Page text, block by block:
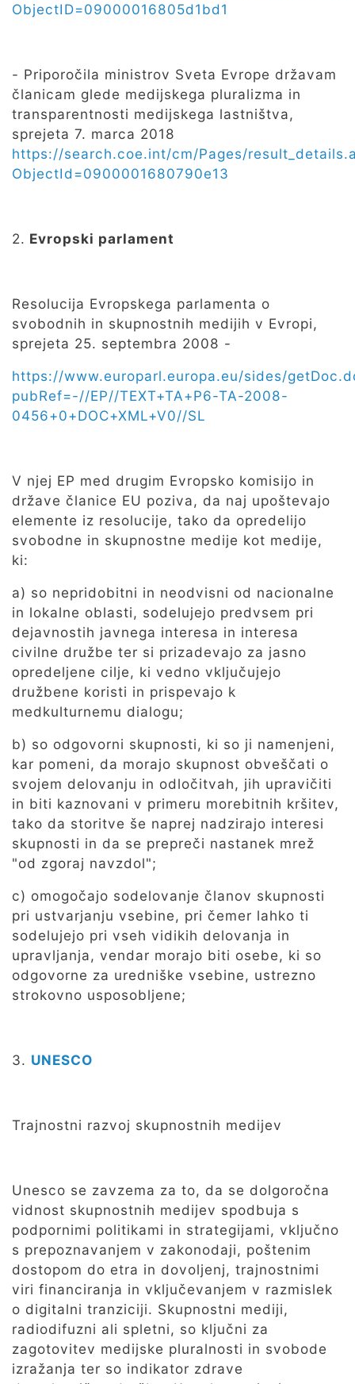
ObjectID=09000016805d1bd1
- Priporočila ministrov Sveta Evrope državam
članicam glede medijskega pluralizma in
transparentnosti medijskega lastništva,
sprejeta 7. marca 2018
https://search.coe.int/cm/Pages/
ObjectId=0900001680790e13
2. Evropski parlament
Resolucija Evropskega parlamenta o
svobodnih in skupnostnih medijih v Evropi,
sprejeta 25. septembra 2008 -
https://www.europarl.europa.eu/sides/
pubRef=-//EP//TEXT+TA+P6-TA-2008-
0456+0+DOC+XML+V0//SL
V njej EP med drugim Evropsko komisijo in
države članice EU poziva, da naj upoštevajo
elemente iz resolucije, tako da opredelijo
svobodne in skupnostne medije kot medije,
ki:
a) so nepridobitni in neodvisni od nacionalne
in lokalne oblasti, sodelujejo predvsem pri
dejavnostih javnega interesa in interesa
civilne družbe ter si prizadevajo za jasno
opredeljene cilje, ki vedno vključujejo
družbene koristi in prispevajo k
medkulturnemu dialogu;
b) so odgovorni skupnosti, ki so ji namenjeni,
kar pomeni, da morajo skupnost obveščati o
svojem delovanju in odločitvah, jih upravičiti
in biti kaznovani v primeru morebitnih kršitev,
tako da storitve še naprej nadzirajo interesi
skupnosti in da se prepreči nastanek mrež
"od zgoraj navzdol";
c) omogočajo sodelovanje članov skupnosti
pri ustvarjanju vsebine, pri čemer lahko ti
sodelujejo pri vseh vidikih delovanja in
upravljanja, vendar morajo biti osebe, ki so
odgovorne za uredniške vsebine, ustrezno
strokovno usposobljene;
3. UNESCO
Trajnostni razvoj skupnostnih medijev
Unesco se zavzema za to, da se dolgoročna
vidnost skupnostnih medijev spodbuja s
podpornimi politikami in strategijami, vključno
s prepoznavanjem v zakonodaji, poštenim
dostopom do etra in dovoljenj, trajnostnimi
viri financiranja in vključevanjem v razmislek
o digitalni tranziciji. Skupnostni mediji,
radiodifuzni ali spletni, so ključni za
zagotovitev medijske pluralnosti in svobode
izražanja ter so indikator zdrave